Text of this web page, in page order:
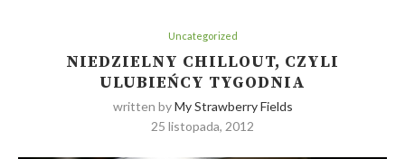
Uncategorized
NIEDZIELNY CHILLOUT, CZYLI
ULUBIEŃCY TYGODNIA
written byMy Strawberry Fields
25 listopada, 2012